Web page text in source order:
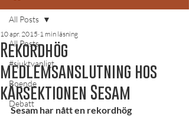
All Posts
#sjuktvanligt
Boende
Debatt
All Posts
Rekordhög
medlemsanslutning hos
kårsektionen Sesam
10 apr. 2015 1 min läsning
Sesam har nått en rekordhög